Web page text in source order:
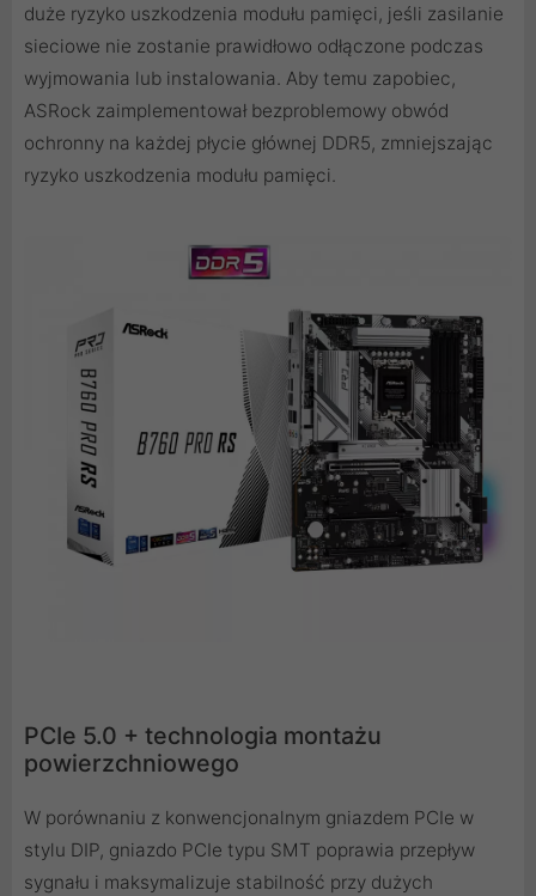
duże ryzyko uszkodzenia modułu pamięci, jeśli zasilanie
sieciowe nie zostanie prawidłowo odłączone podczas
wyjmowania lub instalowania. Aby temu zapobiec,
ASRock zaimplementował bezproblemowy obwód
ochronny na każdej płycie głównej DDR5, zmniejszając
ryzyko uszkodzenia modułu pamięci.
PCIe 5.0 + technologia montażu
powierzchniowego
W porównaniu z konwencjonalnym gniazdem PCIe w
stylu DIP, gniazdo PCIe typu SMT poprawia przepływ
sygnału i maksymalizuje stabilność przy dużych